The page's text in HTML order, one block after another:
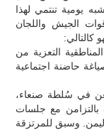
يومية تنتمي لهذا
الجيش واللجان
كالتالي:
التعزية من
حاضنة اجتماعية
في سُلطة صنعاء،
مع جلسات
وسبق للمرتزقة